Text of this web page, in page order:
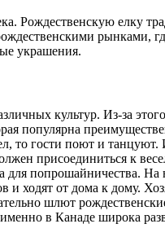
Рождественскую елку
рынками,
украшения.
культур. Из-за
популярна
то гости поют и
присоединиться к
для
ходят от дома к дому.
шлют
в Канаде широка